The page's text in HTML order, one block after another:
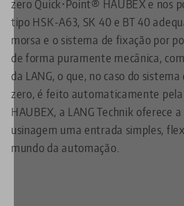
zero Quick•Point® HAUBEX e nos
tipo HSK-A63, SK 40 e BT 40
morsa e o sistema de fixação por
de forma puramente mecânica,
da LANG, o que, no caso do
zero, é feito automaticamente
HAUBEX, a LANG Technik oferece
usinagem uma entrada simples,
mundo da automação.